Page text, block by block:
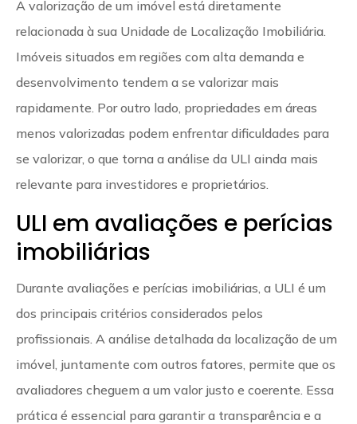
A valorização de um imóvel está diretamente
relacionada à sua Unidade de Localização Imobiliária.
Imóveis situados em regiões com alta demanda e
desenvolvimento tendem a se valorizar mais
rapidamente. Por outro lado, propriedades em áreas
menos valorizadas podem enfrentar dificuldades para
se valorizar, o que torna a análise da ULI ainda mais
relevante para investidores e proprietários.
ULI em avaliações e perícias
imobiliárias
Durante avaliações e perícias imobiliárias, a ULI é um
dos principais critérios considerados pelos
profissionais. A análise detalhada da localização de um
imóvel, juntamente com outros fatores, permite que os
avaliadores cheguem a um valor justo e coerente. Essa
prática é essencial para garantir a transparência e a